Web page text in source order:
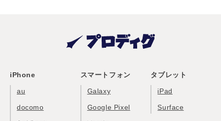
iPhone
au
docomo
スマートフォン
Galaxy
Google Pixel
タブレット
iPad
Surface